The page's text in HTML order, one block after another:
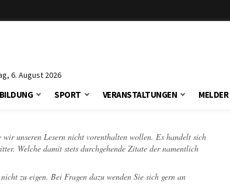
6. August 2026
BILDUNG SPORT VERANSTALTUNGEN MELDER
unseren Lesern nicht vorenthalten wollen. Es handelt sich
Welche damit stets durchgehende Zitate der namentlich
zu eigen. Bei Fragen dazu wenden Sie sich gern an